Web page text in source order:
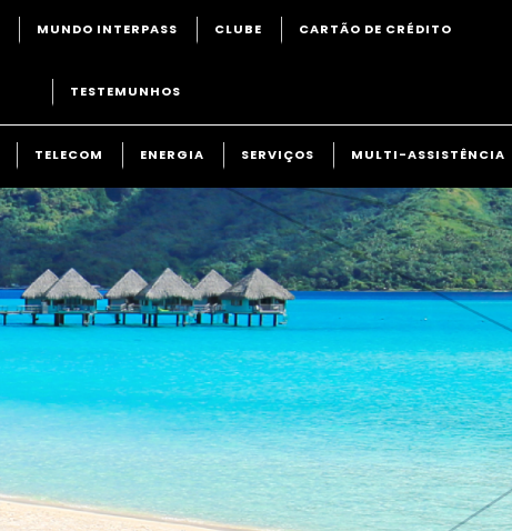
MUNDO INTERPASS CLUBE CARTÃO DE CRÉDITO
TESTEMUNHOS
TELECOM ENERGIA SERVIÇOS MULTI-ASSISTÊNCIA